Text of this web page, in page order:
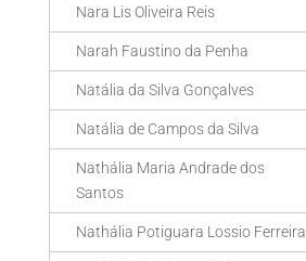
Nara Lis Oliveira Reis
Narah Faustino da Penha
Natália da Silva Gonçalves
Natália de Campos da Silva
Nathália Maria Andrade dos
Santos
Nathália Potiguara Lossio Ferreira